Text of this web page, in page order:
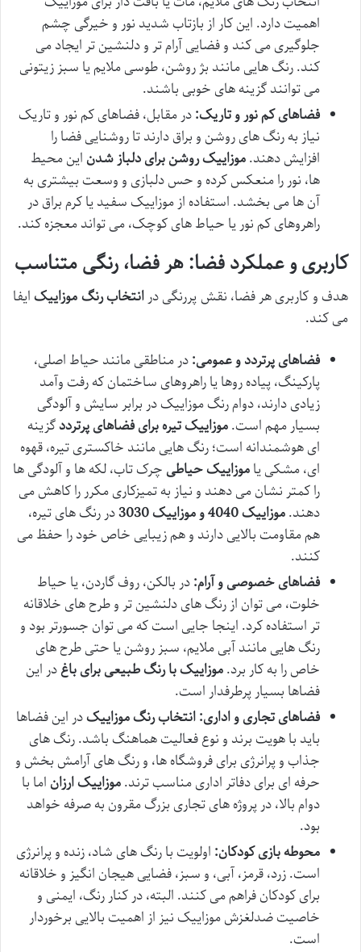
اهمیت دارد. این کار از بازتاب شدید نور و خیرگی چشم
جلوگیری می کند و فضایی آرام تر و دلنشین تر ایجاد می
کند. رنگ هایی مانند بژ روشن، طوسی ملایم یا سبز زیتونی
می توانند گزینه های خوبی باشند.
فضاهای کم نور و تاریک:در مقابل، فضاهای کم نور و تاریک
نیاز به رنگ های روشن و براق دارند تا روشنایی فضا را
افزایش دهند.موزاییک روشن برای دلباز شدن این محیط
ها، نور را منعکس کرده و حس دلبازی و وسعت بیشتری به
آن ها می بخشد. استفاده از موزاییک سفید یا کرم براق در
راهروهای کم نور یا حیاط های کوچک، می تواند معجزه کند.
کاربری و عملکرد فضا: هر فضا، رنگی متناسب
هدف و کاربری هر فضا، نقش پررنگی درانتخاب رنگ موزاییکایفا
می کند.
فضاهای پرتردد و عمومی:در مناطقی مانند حیاط اصلی،
پارکینگ، پیاده روها یا راهروهای ساختمان که رفت وآمد
زیادی دارند، دوام رنگ موزاییک در برابر سایش و آلودگی
بسیار مهم است.موزاییک تیره برای فضاهای پرترددگزینه
ای هوشمندانه است؛ رنگ هایی مانند خاکستری تیره، قهوه
ای، مشکی یاموزاییک حیاطی چرک تاب، لکه ها و آلودگی ها
را کمتر نشان می دهند و نیاز به تمیزکاری مکرر را کاهش می
دهند.موزاییک 4040 و موزاییک 3030
در رنگ های تیره،
هم مقاومت بالایی دارند و هم زیبایی خاص خود را حفظ می
کنند.
فضاهای خصوصی و آرام:در بالکن، روف گاردن، یا حیاط
خلوت، می توان از رنگ های دلنشین تر و طرح های خلاقانه
تر استفاده کرد. اینجا جایی است که می توان جسورتر بود و
رنگ هایی مانند آبی ملایم، سبز روشن یا حتی طرح های
خاص را به کار برد.موزاییک با رنگ طبیعی برای باغدر این
فضاها بسیار پرطرفدار است.
فضاهای تجاری و اداری:انتخاب رنگ موزاییکدر این فضاها
باید با هویت برند و نوع فعالیت هماهنگ باشد. رنگ های
جذاب و پرانرژی برای فروشگاه ها، و رنگ های آرامش بخش و
حرفه ای برای دفاتر اداری مناسب ترند.موزاییک ارزان اما با
دوام بالا، در پروژه های تجاری بزرگ مقرون به صرفه خواهد
بود.
محوطه بازی کودکان: اولویت با رنگ های شاد، زنده و پرانرژی
است. زرد، قرمز، آبی، و سبز، فضایی هیجان انگیز و خلاقانه
برای کودکان فراهم می کنند. البته، در کنار رنگ، ایمنی و
خاصیت ضدلغزش موزاییک نیز از اهمیت بالایی برخوردار
است.